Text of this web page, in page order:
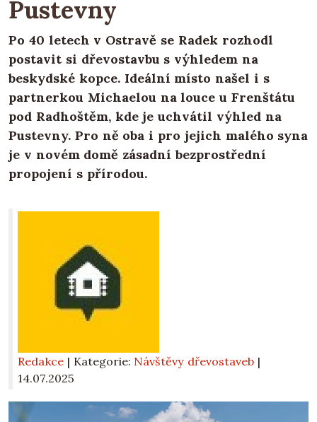
Pustevny
Po 40 letech v Ostravě se Radek rozhodl
postavit si dřevostavbu s výhledem na
beskydské kopce. Ideální místo našel i s
partnerkou Michaelou na louce u Frenštátu
pod Radhoštěm, kde je uchvátil výhled na
Pustevny. Pro ně oba i pro jejich malého syna
je v novém domě zásadní bezprostřední
propojení s přírodou.
Redakce | Kategorie: Návštěvy dřevostaveb |
14.07.2025